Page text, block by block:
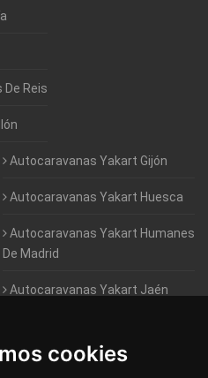
cookies
Reis
Autocaravanas Yakart Gijón
Autocaravanas Yakart Huesca
Autocaravanas Yakart Humanes
De Madrid
Autocaravanas Yakart Jaén
Autocaravanas Yakart Valencia